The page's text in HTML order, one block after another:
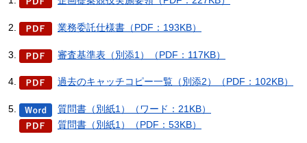
業務委託仕様書（PDF：193KB）
審査基準表（別添1）（PDF：117KB）
過去のキャッチコピー一覧（別添2）（PDF：102KB）
質問書（別紙1）（ワード：21KB）
質問書（別紙1）（PDF：53KB）